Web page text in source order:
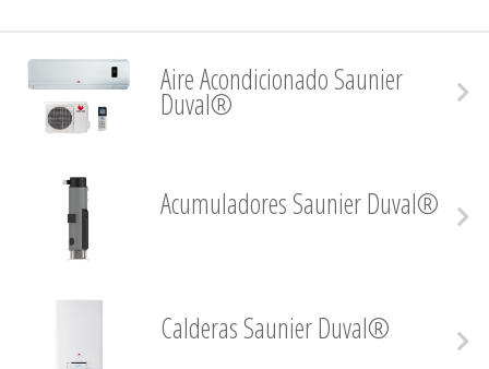
Aire Acondicionado Saunier
Duval®
Acumuladores Saunier Duval®
Calderas Saunier Duval®